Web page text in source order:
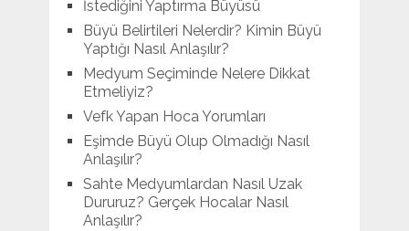
İstediğini Yaptırma Büyüsü
Büyü Belirtileri Nelerdir? Kimin Büyü
Yaptığı Nasıl Anlaşılır?
Medyum Seçiminde Nelere Dikkat
Etmeliyiz?
Vefk Yapan Hoca Yorumları
Eşimde Büyü Olup Olmadığı Nasıl
Anlaşılır?
Sahte Medyumlardan Nasıl Uzak
Dururuz? Gerçek Hocalar Nasıl
Anlaşılır?